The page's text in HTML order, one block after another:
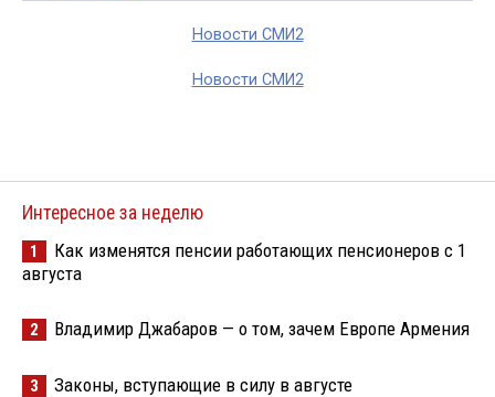
Новости СМИ2
Новости СМИ2
Интересное за неделю
1
Как изменятся пенсии работающих пенсионеров с 1
августа
2 Владимир Джабаров — о том, зачем Европе Армения
3 Законы, вступающие в силу в августе